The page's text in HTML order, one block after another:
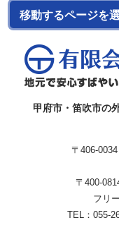
甲府市・笛吹市の
〒406-
〒400-
フリ
TEL：055-